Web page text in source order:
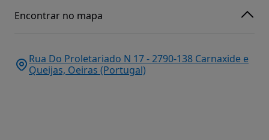
Encontrar no mapa
Rua Do Proletariado N 17 - 2790-138 Carnaxide e
Queijas, Oeiras (Portugal)